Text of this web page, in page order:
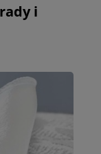
i